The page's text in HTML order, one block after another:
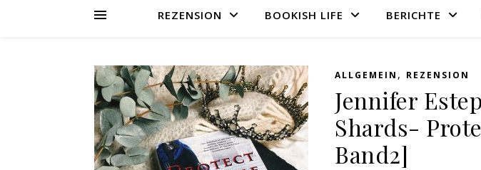
REZENSION BOOKISH LIFE BERICHTE
ALLGEMEIN , REZENSION
Jennifer
Shards-
Band2]